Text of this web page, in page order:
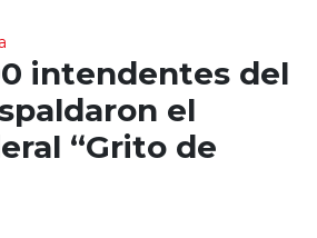
intendentes del
el
“Grito de